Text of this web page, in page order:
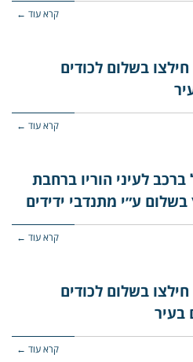
קרא עוד ←
בשלום לכודים
קרא עוד ←
לעיני הוריו ברחבת
ע״י מתנדבי ידידים
קרא עוד ←
בשלום לכודים
בעיר
קרא עוד ←